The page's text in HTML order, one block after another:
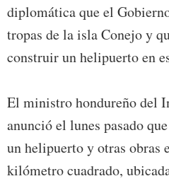
diplomática que el
tropas de la isla Conejo y
construir un helipuerto en
El ministro hondureño del
anunció el lunes pasado
un helipuerto y otras obras
kilómetro cuadrado,